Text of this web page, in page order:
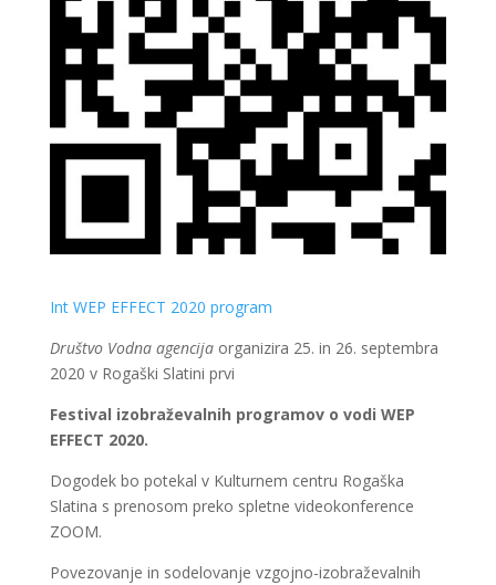
Int WEP EFFECT 2020 program
Društvo Vodna agencijaorganizira 25. in 26. septembra
2020 v Rogaški Slatini prvi
Festival izobraževalnih programov o vodi WEP
EFFECT 2020.
Dogodek bo potekal v Kulturnem centru Rogaška
Slatina s prenosom preko spletne videokonference
ZOOM.
Povezovanje in sodelovanje vzgojno-izobraževalnih